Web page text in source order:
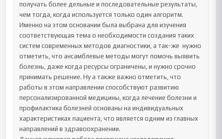
получать более дельные и последовательные результаты,
чем тогда, когда используется только один алгоритм.
Именно на этом основании была выбрана для изучения
соответствующая тема о необходимости создания таких
систем современных методов диагностики, а так-же  нужно
отметить, что ансамблевые методы могут помочь выявить
болезнь, даже когда ресурсы ограничены, и нужно срочно
принимать решение. Ну а также важно отметить, что
работы в этом направлении способствуют развитию
персонализированной медицины, когда лечение болезни и
профилактика болезней основаны на индивидуальных
характеристиках пациента, что является одним из главных
направлений в здравоохранении.